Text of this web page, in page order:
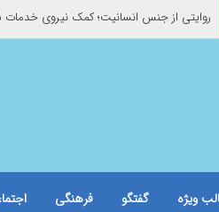
روایتی از جنس انسانیت؛ کمک نیروی خدمات
ویژه گفتگو فرهنگی